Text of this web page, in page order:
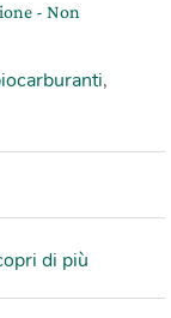
- Non
,
di più